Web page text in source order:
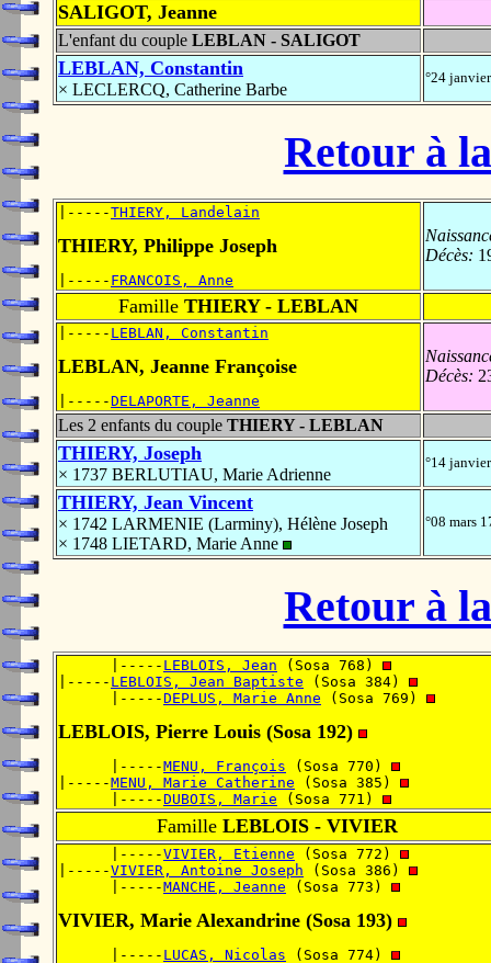
SALIGOT, Jeanne
L'enfant du couple LEBLAN - SALIGOT
LEBLAN, Constantin
× LECLERCQ, Catherine Barbe
°24
Retour à
|-----THIERY, Landelain
THIERY, Philippe Joseph
|----- FRANCOIS, Anne
Décès:
Famille THIERY - LEBLAN
|----- LEBLAN, Constantin
LEBLAN, Jeanne Françoise
|-----DELAPORTE, Jeanne
Décès:
Les 2 enfants du couple THIERY - LEBLAN
THIERY, Joseph
× 1737 BERLUTIAU, Marie Adrienne
°14
THIERY, Jean Vincent
× 1742 LARMENIE (Larminy), Hélène Joseph
× 1748 LIETARD, Marie Anne
°08 mars
Retour à
      |-----
LEBLOIS, Jean (Sosa 768)
|----- LEBLOIS, Jean Baptiste (Sosa 384)
      |-----
DEPLUS, Marie Anne (Sosa 769)
LEBLOIS, Pierre Louis (Sosa 192)
      |-----
MENU, François (Sosa 770)
|-----MENU, Marie Catherine (Sosa 385)
      |-----
DUBOIS, Marie (Sosa 771)
Famille LEBLOIS - VIVIER
      |-----
VIVIER, Etienne (Sosa 772)
|-----VIVIER, Antoine Joseph (Sosa 386)
      |-----
MANCHE, Jeanne (Sosa 773)
VIVIER, Marie Alexandrine (Sosa 193)
      |-----
LUCAS, Nicolas (Sosa 774)